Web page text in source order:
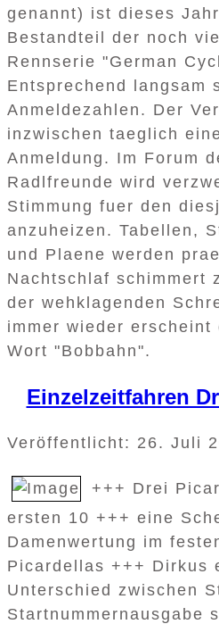
genannt) ist dieses
Bestandteil der noch
Rennserie "German
Entsprechend langsam
Anmeldezahlen. Der
inzwischen taeglich
Anmeldung. Im Forum
Radlfreunde wird
Stimmung fuer den
anzuheizen. Tabellen,
und Plaene werden
Nachtschlaf schimmert
der wehklagenden
immer wieder erscheint
Wort "Bobbahn".
Einzelzeitfahren
Veröffentlicht: 26. Juli
+++ Drei
ersten 10 +++ eine
Damenwertung im
Picardellas +++ Dirkus
Unterschied zwischen
Startnummernausgabe